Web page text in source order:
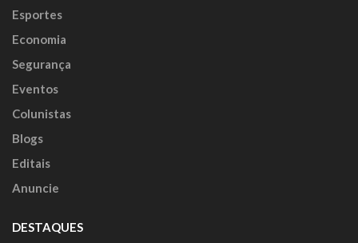
Esportes
Economia
Segurança
Eventos
Colunistas
Blogs
Editais
Anuncie
DESTAQUES